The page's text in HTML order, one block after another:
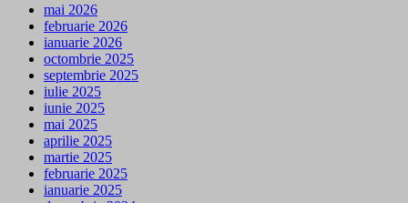
mai 2026
februarie 2026
ianuarie 2026
octombrie 2025
septembrie 2025
iulie 2025
iunie 2025
mai 2025
aprilie 2025
martie 2025
februarie 2025
ianuarie 2025